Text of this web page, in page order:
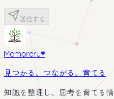
送信する
Memoreru®
見つかる、つながる、育てる
知識を整理し、思考を育てる